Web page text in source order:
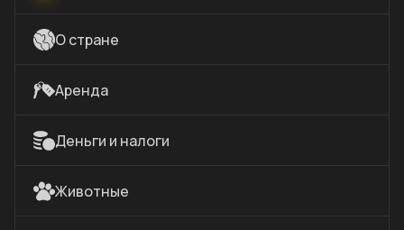
О стране
Аренда
Деньги и налоги
Животные